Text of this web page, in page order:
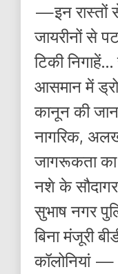
—इन रास्तों
जायरीनों से
टिकी
आसमान में
कानून की
नागरिक,
जागरूकता का
नशे के
सुभाष नगर
बिना मंजूरी
कॉलोनियां —